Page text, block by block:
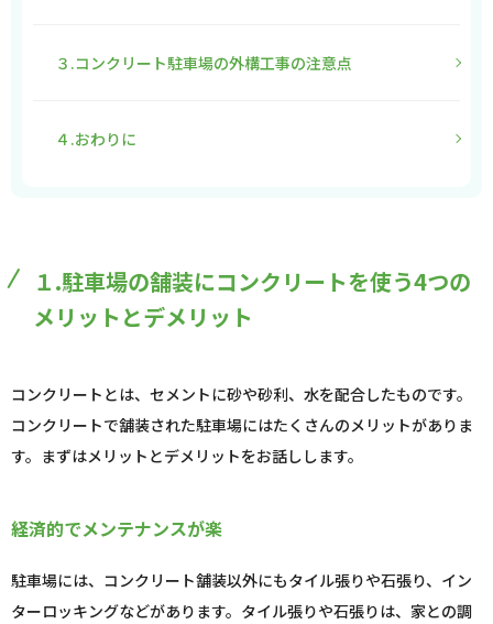
３.コンクリート駐車場の外構工事の注意点
４.おわりに
１.駐車場の舗装にコンクリートを使う4つの
メリットとデメリット
コンクリートとは、セメントに砂や砂利、水を配合したものです。
コンクリートで舗装された駐車場にはたくさんのメリットがありま
す。まずはメリットとデメリットをお話しします。
経済的でメンテナンスが楽
駐車場には、コンクリート舗装以外にもタイル張りや石張り、イン
ターロッキングなどがあります。タイル張りや石張りは、家との調